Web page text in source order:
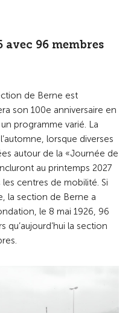
avec 96 membres
de Berne est
son 100e anniversaire en
programme varié. La
lorsque diverses
autour de la «Journée de
au printemps 2027
centres de mobilité. Si
la section de Berne a
le 8 mai 1926, 96
la section